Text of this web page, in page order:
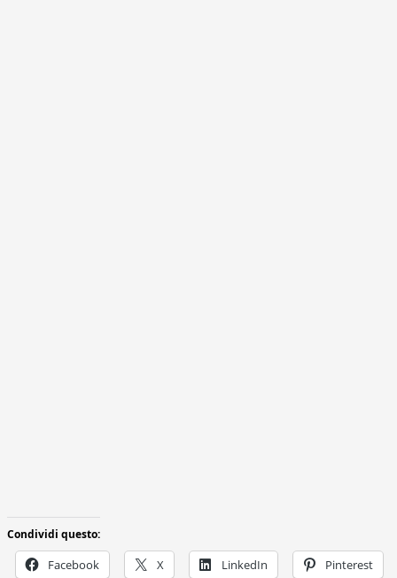
Condividi questo:
Facebook X LinkedIn Pinterest